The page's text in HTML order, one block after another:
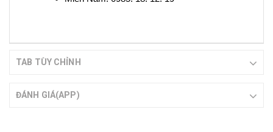
TAB TÙY CHỈNH
ĐÁNH GIÁ(APP)